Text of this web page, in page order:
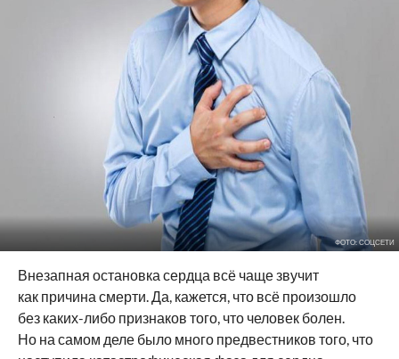
ФОТО: СОЦСЕТИ
Внезапная остановка сердца всё чаще звучит
как причина смерти. Да, кажется, что всё произошло
без каких-либо признаков того, что человек болен.
Но на самом деле было много предвестников того, что